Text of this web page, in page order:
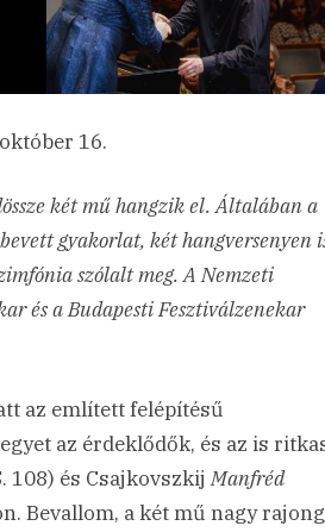
16.
két mű hangzik el. Általában a
gyakorlat, két hangversenyen
szólalt meg. A Nemzeti
és a Budapesti Fesztiválzenekar
az említett felépítésű
az érdeklődők, és az is
108) és CsajkovszkijManfréd
Bevallom, a két mű nagy